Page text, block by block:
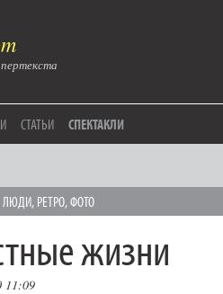
СТАТЬИ СПЕКТАКЛИ
ЛЮДИ, РЕТРО,ФОТО
жизни
11:09